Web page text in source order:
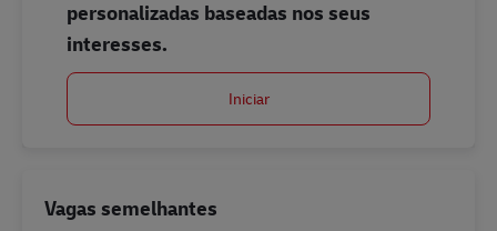
personalizadas baseadas nos seus
interesses.
Iniciar
Vagas semelhantes